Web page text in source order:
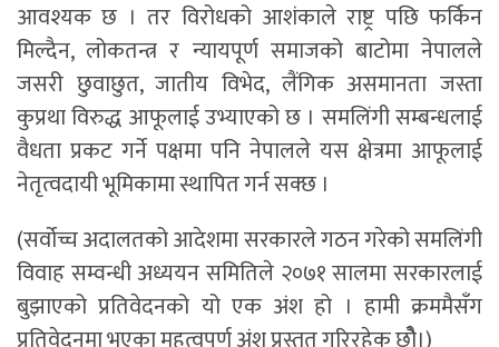
आवश्यक छ । तर विरोधको आशंकाले राष्ट्र पछि फर्किन
मिल्दैन, लोकतन्त्र र न्यायपूर्ण समाजको बाटोमा नेपालले
जसरी छुवाछुत, जातीय विभेद, लैंगिक असमानता जस्ता
कुप्रथा विरुद्ध आफूलाई उभ्याएको छ । समलिंगी सम्बन्धलाई
वैधता प्रकट गर्ने पक्षमा पनि नेपालले यस क्षेत्रमा आफूलाई
नेतृत्वदायी भूमिकामा स्थापित गर्न सक्छ ।
(सर्वोच्च अदालतको आदेशमा सरकारले गठन गरेको समलिंगी
विवाह सम्वन्धी अध्ययन समितिले २०७१ सालमा सरकारलाई
बुझाएको प्रतिवेदनको यो एक अंश हो । हामी क्रममैसँग